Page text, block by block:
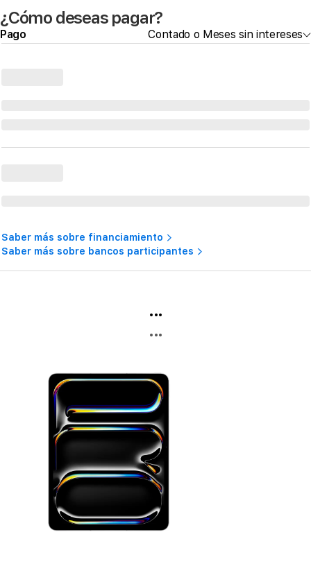
¿Cómo deseas pagar?
Pago Contado o Meses sin intereses
Saber más sobre financiamiento
Saber más sobre bancos participantes
...
...